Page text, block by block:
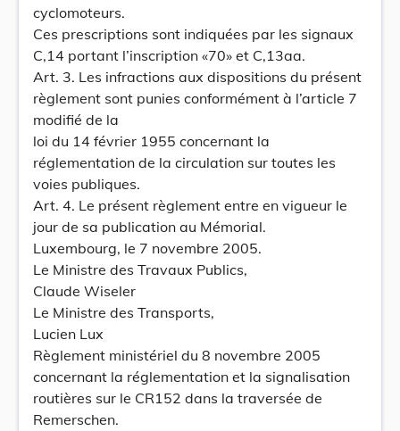
cyclomoteurs.
Ces prescriptions sont indiquées par les signaux
C,14 portant l’inscription «70» et C,13aa.
Art. 3. Les infractions aux dispositions du présent
règlement sont punies conformément à l’article 7
modifié de la
loi du 14 février 1955 concernant la
réglementation de la circulation sur toutes les
voies publiques.
Art. 4. Le présent règlement entre en vigueur le
jour de sa publication au Mémorial.
Luxembourg, le 7 novembre 2005.
Le Ministre des Travaux Publics,
Claude Wiseler
Le Ministre des Transports,
Lucien Lux
Règlement ministériel du 8 novembre 2005
concernant la réglementation et la signalisation
routières sur le CR152 dans la traversée de
Remerschen.